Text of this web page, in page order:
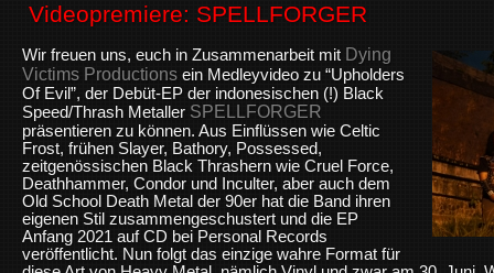
Videopremiere: SPELLFORGER
Wir freuen uns, euch in Zusammenarbeit mit Dying
Victims Productions ein Medleyvideo zu “Upholders
Of Evil”, der Debüt-EP der indonesischen (!) Black
Speed/Thrash Metaller SPELLFORGER
präsentieren zu können. Aus Einflüssen wie Celtic
Frost, frühen Slayer, Bathory, Possessed,
zeitgenössischen Black Thrashern wie Cruel Force,
Deathhammer, Condor und Inculter, aber auch dem
Old School Death Metal der 90er hat die Band ihren
eigenen Stil zusammengeschustert und die EP
Anfang 2021 auf CD bei Personal Records
veröffentlicht. Nun folgt das einzige wahre Format für